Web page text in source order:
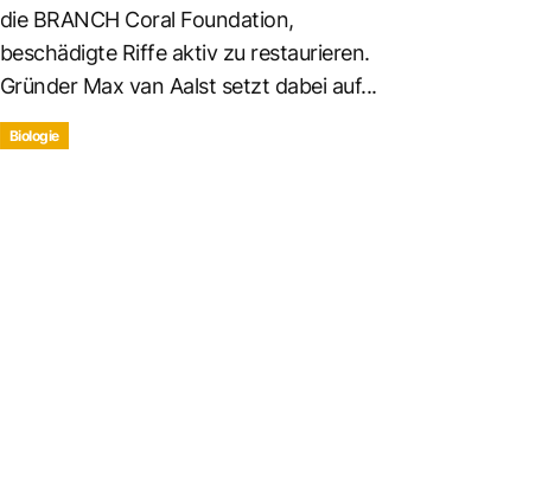
die BRANCH Coral Foundation,
beschädigte Riffe aktiv zu restaurieren.
Gründer Max van Aalst setzt dabei auf...
Biologie